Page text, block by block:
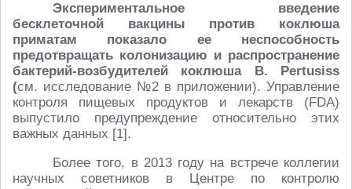
Экспериментальное введение
бесклеточной вакцины против коклюша
приматам показало ее неспособность
предотвращать колонизацию и распространение
бактерий-возбудителей коклюша В. Pertusiss
(см. исследование №2 в приложении). Управление
контроля пищевых продуктов и лекарств (FDA)
выпустило предупреждение относительно этих
важных данных [1].
Более того, в 2013 году на встрече коллегии
научных советников в Центре по контролю